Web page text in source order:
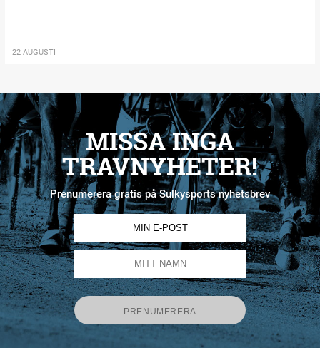
22 AUGUSTI
MISSA INGA
TRAVNYHETER!
Prenumerera gratis på Sulkysports nyhetsbrev